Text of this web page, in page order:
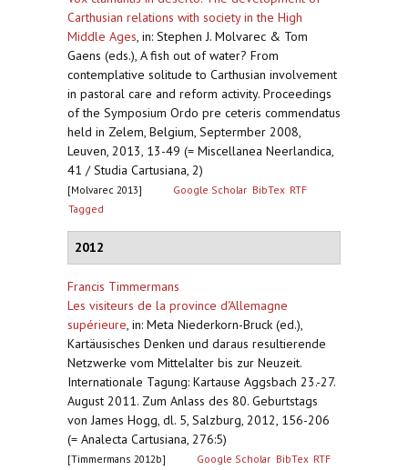
Carthusian relations with society in the High
Middle Ages, in: Stephen J. Molvarec & Tom
Gaens (eds.), A fish out of water? From
contemplative solitude to Carthusian involvement
in pastoral care and reform activity. Proceedings
of the Symposium Ordo pre ceteris commendatus
held in Zelem, Belgium, Septermber 2008,
Leuven, 2013, 13-49 (= Miscellanea Neerlandica,
41 / Studia Cartusiana, 2)
[Molvarec 2013] Google Scholar BibTex RTF
Tagged
2012
Francis Timmermans
Les visiteurs de la province d'Allemagne
supérieure, in: Meta Niederkorn-Bruck (ed.),
Kartäusisches Denken und daraus resultierende
Netzwerke vom Mittelalter bis zur Neuzeit.
Internationale Tagung: Kartause Aggsbach 23.-27.
August 2011. Zum Anlass des 80. Geburtstags
von James Hogg, dl. 5, Salzburg, 2012, 156-206
(= Analecta Cartusiana, 276:5)
[Timmermans 2012b] Google Scholar BibTex RTF